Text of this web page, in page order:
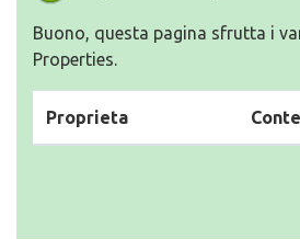
Buono, questa pagina sfrutta i
Properties.
Proprieta